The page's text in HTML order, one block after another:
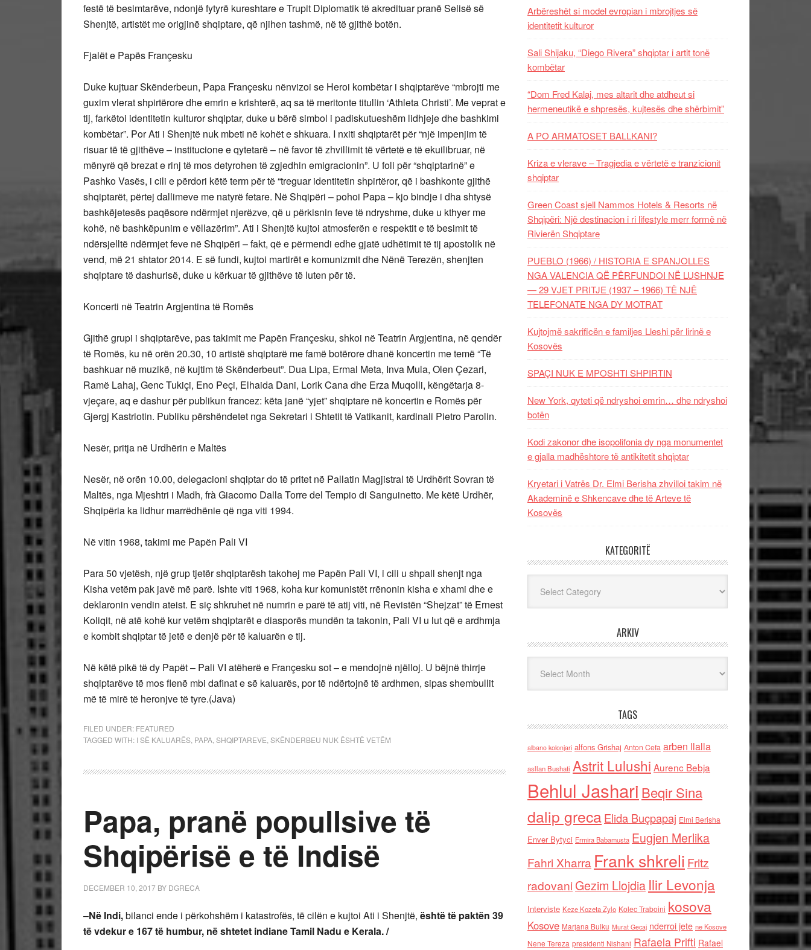
festë të besimtarëve, ndonjë fytyrë kureshtare e Trupit Diplomatik të akredituar pranë Selisë së
Shenjtë, artistët me origjinë shqiptare, që njihen tashmë, në të gjithë botën.
Fjalët e Papës Françesku
Duke kujtuar Skënderbeun, Papa Françesku nënvizoi se Heroi kombëtar i shqiptarëve “mbrojti me
guxim vlerat shpirtërore dhe emrin e krishterë, aq sa të meritonte titullin ‘Athleta Christi’. Me veprat e
tij, farkëtoi identitetin kulturor shqiptar, duke u bërë simbol i padiskutueshëm lidhjeje dhe bashkimi
kombëtar”. Por Ati i Shenjtë nuk mbeti në kohët e shkuara. I nxiti shqiptarët për “një impenjim të
risuar të të gjithëve – institucione e qytetarë – në favor të zhvillimit të vërtetë e të ekuilibruar, në
mënyrë që brezat e rinj të mos detyrohen të zgjedhin emigracionin”. U foli për “shqiptarinë” e
Pashko Vasës, i cili e përdori këtë term për të “treguar identitetin shpirtëror, që i bashkonte gjithë
shqiptarët, përtej dallimeve me natyrë fetare. Në Shqipëri – pohoi Papa – kjo bindje i dha shtysë
bashkëjetesës paqësore ndërmjet njerëzve, që u përkisnin feve të ndryshme, duke u kthyer me
kohë, në bashkëpunim e vëllazërim”. Ati i Shenjtë kujtoi atmosferën e respektit e të besimit të
ndërsjelltë ndërmjet feve në Shqipëri – fakt, që e përmendi edhe gjatë udhëtimit të tij apostolik në
vend, më 21 shtator 2014. E së fundi, kujtoi martirët e komunizmit dhe Nënë Terezën, shenjten
shqiptare të dashurisë, duke u kërkuar të gjithëve të luten për të.
Koncerti në Teatrin Argjentina të Romës
Gjithë grupi i shqiptarëve, pas takimit me Papën Françesku, shkoi në Teatrin Argjentina, në qendër
të Romës, ku në orën 20.30, 10 artistë shqiptarë me famë botërore dhanë koncertin me temë “Të
bashkuar në muzikë, në kujtim të Skënderbeut”. Dua Lipa, Ermal Meta, Inva Mula, Olen Çezari,
Ramë Lahaj, Genc Tukiçi, Eno Peçi, Elhaida Dani, Lorik Cana dhe Erza Muqolli, këngëtarja 8-
vjeçare, aq e dashur për publikun francez: këta janë “yjet” shqiptare në koncertin e Romës për
Gjergj Kastriotin. Publiku përshëndetet nga Sekretari i Shtetit të Vatikanit, kardinali Pietro Parolin.
Nesër, pritja në Urdhërin e Maltës
Nesër, në orën 10.00, delegacioni shqiptar do të pritet në Pallatin Magjistral të Urdhërit Sovran të
Maltës, nga Mjeshtri i Madh, frà Giacomo Dalla Torre del Tempio di Sanguinetto. Me këtë Urdhër,
Shqipëria ka lidhur marrëdhënie që nga viti 1994.
Në vitin 1968, takimi me Papën Pali VI
Para 50 vjetësh, një grup tjetër shqiptarësh takohej me Papën Pali VI, i cili u shpall shenjt nga
Kisha vetëm pak javë më parë. Ishte viti 1968, koha kur komunistët rrënonin kisha e xhami dhe e
deklaronin vendin ateist. E siç shkruhet në numrin e parë të atij viti, në Revistën “Shejzat” të Ernest
Koliqit, në atë kohë kur vetëm shqiptarët e diasporës mundën ta takonin, Pali VI u lut që e ardhmja
e kombit shqiptar të jetë e denjë për të kaluarën e tij.
Në këtë pikë të dy Papët – Pali VI atëherë e Françesku sot – e mendojnë njëlloj. U bëjnë thirrje
shqiptarëve të mos flenë mbi dafinat e së kaluarës, por të ndërtojnë të ardhmen, sipas shembullit
më të mirë të heronjve të tyre.(Java)
FILED UNDER: FEATURED
TAGGED WITH: I SË KALUARËS PAPA SHQIPTAREVE SKËNDERBEU NUK ËSHTË VETËM
Papa, pranë popullsive të
Shqipërisë e të Indisë
DECEMBER 10, 2017 BY DGRECA
–Në Indi,bilanci ende i përkohshëm i katastrofës, të cilën e kujtoi Ati i Shenjtë, është të paktën 39
të vdekur e 167 të humbur, në shtetet indiane Tamil Nadu e Kerala. /
Arbëreshët si model evropian i mbrojtjes së
identitetit kulturor
Sali Shijaku, “Diego Rivera” shqiptar i artit tonë
kombëtar
“Dom Fred Kalaj, mes altarit dhe atdheut si
hermeneutikë e shpresës, kujtesës dhe shërbimit”
A PO ARMATOSET BALLKANI?
Kriza e vlerave – Tragjedia e vërtetë e tranzicionit
shqiptar
Green Coast sjell Nammos Hotels & Resorts në
Shqipëri: Një destinacion i ri lifestyle merr formë në
Rivierën Shqiptare
PUEBLO (1966) / HISTORIA E SPANJOLLES
NGA VALENCIA QË PËRFUNDOI NË LUSHNJE
— 29 VJET PRITJE (1937 – 1966) TË NJË
TELEFONATE NGA DY MOTRAT
Kujtojmë sakrificën e familjes Lleshi për lirinë e
Kosovës
SPAÇI NUK E MPOSHTI SHPIRTIN
New York, qyteti që ndryshoi emrin… dhe ndryshoi
botën
Kodi zakonor dhe isopolifonia dy nga monumentet
e gjalla madhështore të antikitetit shqiptar
Kryetari i Vatrës Dr. Elmi Berisha zhvilloi takim në
Akademinë e Shkencave dhe të Arteve të
Kosovës
KATEGORITË
ARKIV
TAGS
albano kolonjari alfons Grishaj Anton Cefa arben llalla
asllan Bushati Astrit Lulushi Aurenc Bebja
Behlul Jashari Beqir Sina
dalip grecaElida Buçpapaj Elmi Berisha
Enver Bytyci Ermira Babamusta Eugjen Merlika
Fahri Xharra Frank shkreli Fritz
radovaniGezim Llojdia Ilir Levonja
Interviste Keze Kozeta Zylo Kolec Traboini kosova
Kosove Marjana Bulku Murat Gecaj nderroi jete ne Kosove
Nene Tereza presidenti Nishani Rafaela Prifti Rafael